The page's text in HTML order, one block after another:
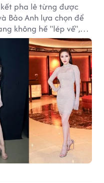
pha lê từng được
Bảo Anh lựa chọn để
không hề "lép vế",
chuyển giới còn ăn